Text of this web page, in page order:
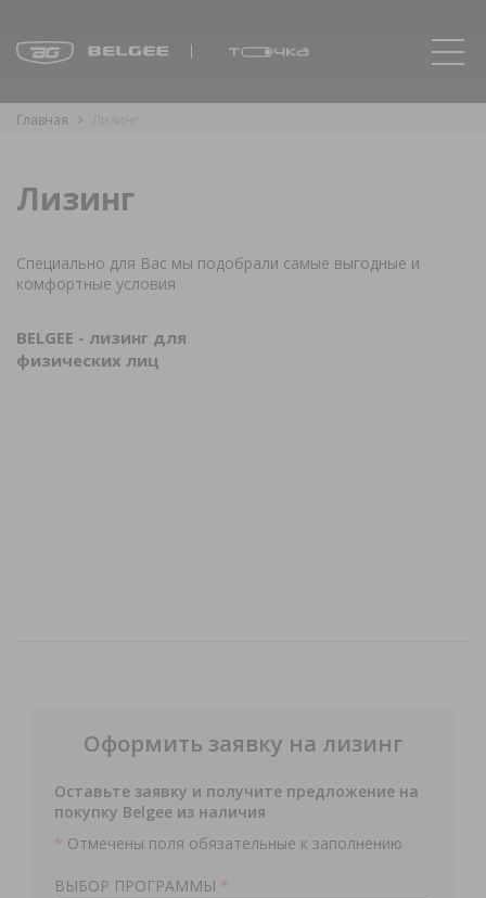
Главная
Лизинг
Специально для Вас мы подобрали самые выгодные и
комфортные условия
BELGEE - лизинг для
физических лиц
Оформить заявку на лизинг
Оставьте заявку и получите предложение на
покупку Belgee из наличия
* Отмечены поля обязательные к заполнению
ВЫБОР ПРОГРАММЫ *